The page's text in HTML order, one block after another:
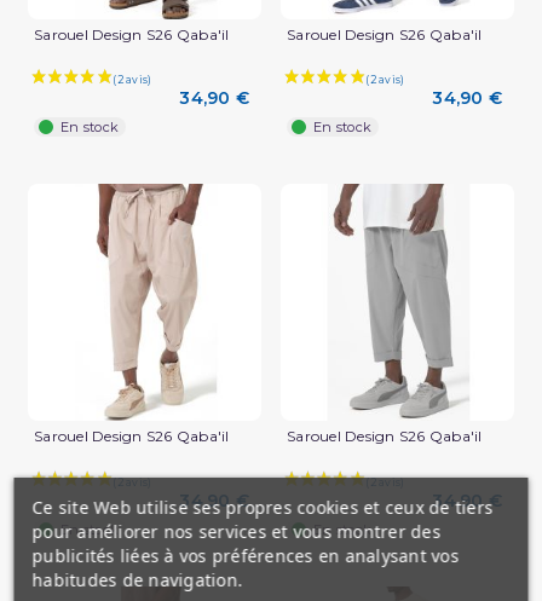
(2 avis)
Sarouel Design S26 Qaba'il
34,90 €
En stock
Sarouel Design S26 Qaba'il
34,90 €
En stock
Sarouel Design S26 Qaba'il
34,90 €
En stock
Sarouel Design S26 Qaba'il
34,90 €
En stock
Ce site Web utilise ses propres cookies et ceux de tiers
pour améliorer nos services et vous montrer des
publicités liées à vos préférences en analysant vos
habitudes de navigation.